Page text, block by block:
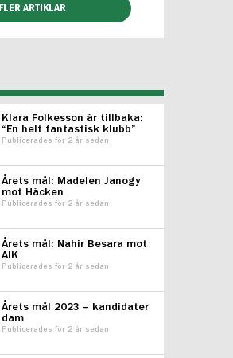
FLER ARTIKLAR
Klara Folkesson är tillbaka:
“En helt fantastisk klubb”
Publicerades för 2 år sedan
Årets mål: Madelen Janogy
mot Häcken
Publicerades för 2 år sedan
Årets mål: Nahir Besara mot
AIK
Publicerades för 2 år sedan
Årets mål 2023 – kandidater
dam
Publicerades för 2 år sedan